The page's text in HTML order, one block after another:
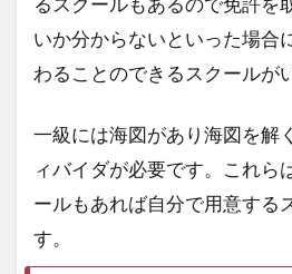
いか分からないといった場合
わることのできるスクールが
一級には海図があり海図を解
ィバイダが必要です。これら
ールもあれば自分で用意する
す。